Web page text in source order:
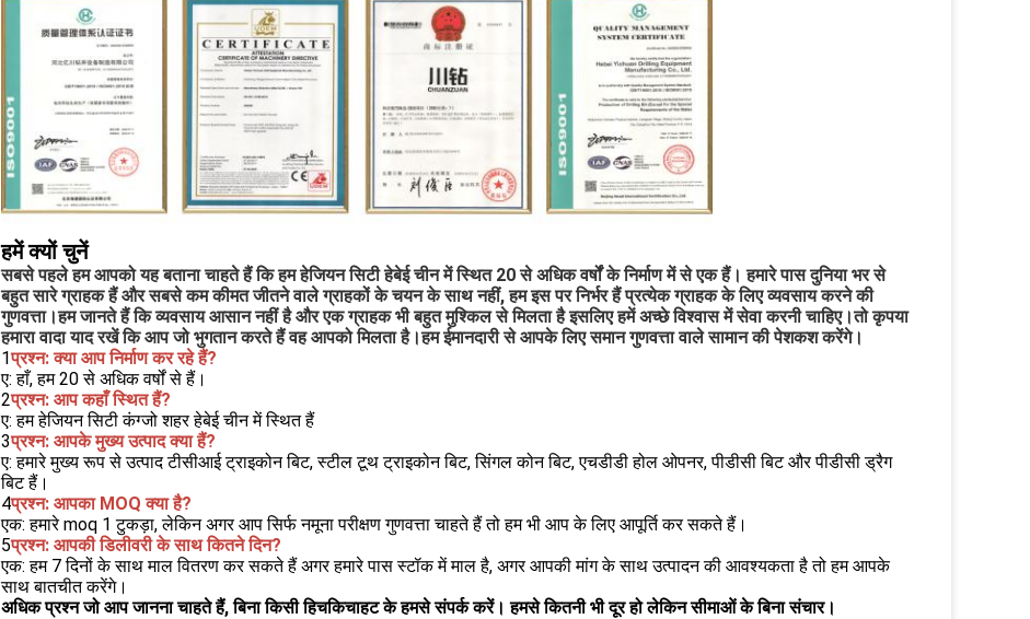
हमें क्यों चुनें
सबसे पहले हम आपको यह बताना चाहते हैं कि हम हेजियन सिटी हेबेई चीन में स्थित 20 से अधिक वर्षों के निर्माण में से एक हैं। हमारे पास दुनिया भर से
बहुत सारे ग्राहक हैं और सबसे कम कीमत जीतने वाले ग्राहकों के चयन के साथ नहीं, हम इस पर निर्भर हैं प्रत्येक ग्राहक के लिए व्यवसाय करने की
गुणवत्ता।हम जानते हैं कि व्यवसाय आसान नहीं है और एक ग्राहक भी बहुत मुश्किल से मिलता है इसलिए हमें अच्छे विश्वास में सेवा करनी चाहिए।तो कृपया
हमारा वादा याद रखें कि आप जो भुगतान करते हैं वह आपको मिलता है।हम ईमानदारी से आपके लिए समान गुणवत्ता वाले सामान की पेशकश करेंगे।
1प्रश्न: क्या आप निर्माण कर रहे हैं?
ए: हाँ, हम 20 से अधिक वर्षों से हैं।
2प्रश्न: आप कहाँ स्थित हैं?
ए: हम हेजियन सिटी कंग्जो शहर हेबेई चीन में स्थित हैं
3प्रश्न: आपके मुख्य उत्पाद क्या हैं?
ए: हमारे मुख्य रूप से उत्पाद टीसीआई ट्राइकोन बिट, स्टील टूथ ट्राइकोन बिट, सिंगल कोन बिट, एचडीडी होल ओपनर, पीडीसी बिट और पीडीसी ड्रैग
बिट हैं।
4प्रश्न: आपका MOQ क्या है?
एक: हमारे moq 1 टुकड़ा, लेकिन अगर आप सिर्फ नमूना परीक्षण गुणवत्ता चाहते हैं तो हम भी आप के लिए आपूर्ति कर सकते हैं।
5प्रश्न: आपकी डिलीवरी के साथ कितने दिन?
एक: हम 7 दिनों के साथ माल वितरण कर सकते हैं अगर हमारे पास स्टॉक में माल है, अगर आपकी मांग के साथ उत्पादन की आवश्यकता है तो हम आपके
साथ बातचीत करेंगे।
अधिक प्रश्न जो आप जानना चाहते हैं, बिना किसी हिचकिचाहट के हमसे संपर्क करें। हमसे कितनी भी दूर हो लेकिन सीमाओं के बिना संचार।